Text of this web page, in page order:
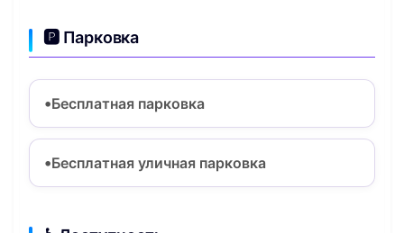
🅿️ Парковка
Бесплатная парковка
Бесплатная уличная парковка